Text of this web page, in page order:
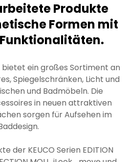
Produkte
Formen mit
bietet ein großes Sortiment an
Spiegelschränken, Licht und
und Badmöbeln. Die
in neuen attraktiven
sorgen für Aufsehen im
der KEUCO Serien EDITION